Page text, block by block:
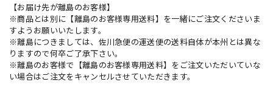
【お届け先が離島のお客様】
※商品とは別に【離島のお客様専用送料】を一緒にご注文くださいま
すようお願いいたします。
※離島につきましては、佐川急便の運送便の送料自体が本州とは異な
りますので何卒ご了承下さい。
※離島のお客様で【離島のお客様専用送料】をご注文いただいていな
い場合はご注文をキャンセルさせていただきます。